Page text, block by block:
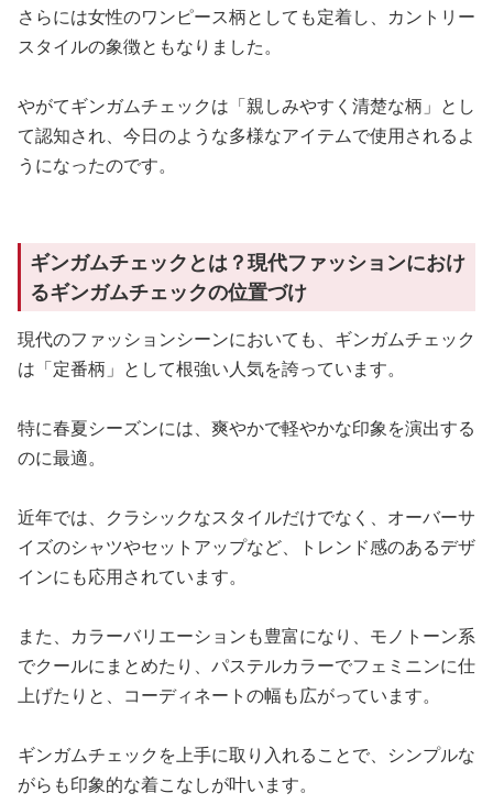
さらには女性のワンピース柄としても定着し、カントリー
スタイルの象徴ともなりました。
やがてギンガムチェックは「親しみやすく清楚な柄」とし
て認知され、今日のような多様なアイテムで使用されるよ
うになったのです。
ギンガムチェックとは？現代ファッションにおけ
るギンガムチェックの位置づけ
現代のファッションシーンにおいても、ギンガムチェック
は「定番柄」として根強い人気を誇っています。
特に春夏シーズンには、爽やかで軽やかな印象を演出する
のに最適。
近年では、クラシックなスタイルだけでなく、オーバーサ
イズのシャツやセットアップなど、トレンド感のあるデザ
インにも応用されています。
また、カラーバリエーションも豊富になり、モノトーン系
でクールにまとめたり、パステルカラーでフェミニンに仕
上げたりと、コーディネートの幅も広がっています。
ギンガムチェックを上手に取り入れることで、シンプルな
がらも印象的な着こなしが叶います。